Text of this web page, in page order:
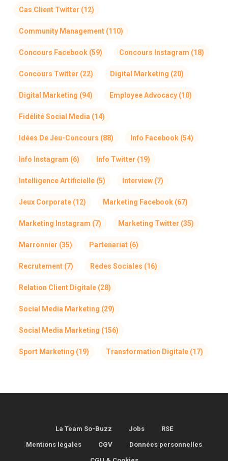
Cas Client Twitter (12)
Community Management(110)
Concours Facebook(59) Concours Instagram (18)
Concours Twitter (22) Digital Marketing (20)
Digital Marketing (94) Employee Advocacy(10)
Fidélité Social Media (14)
Idées De Jeu-Concours (88) Info Facebook(54)
Info Instagram (6) Info Twitter (19)
Intelligence Artificielle(5) Interview(7)
Jeux Corporate(12) Marketing Facebook(67)
Marketing Instagram (7) Marketing Twitter (35)
Marronnier (35) Partenariat(6)
Recrutement(7) Redes Sociales (16)
Relation Client Digitale(28)
Social Media Marketing (29)
Social Media Marketing (156)
Sport Marketing (19) Transformation Digitale(17)
La Team So-Buzz Jobs RSE
Mentions légales CGV Données personnelles